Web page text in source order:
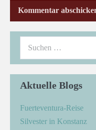
Aktuelle Blogs
Fuerteventura-Reise
Silvester in Konstanz